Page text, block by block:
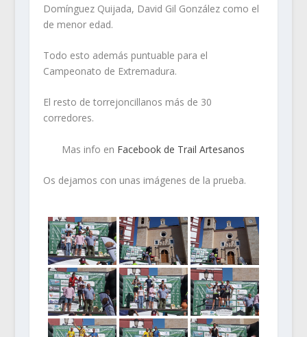
Domínguez Quijada, David Gil González como el
de menor edad.
Todo esto además puntuable para el
Campeonato de Extremadura.
El resto de torrejoncillanos más de 30
corredores.
Mas info en Facebook de Trail Artesanos
Os dejamos con unas imágenes de la prueba.